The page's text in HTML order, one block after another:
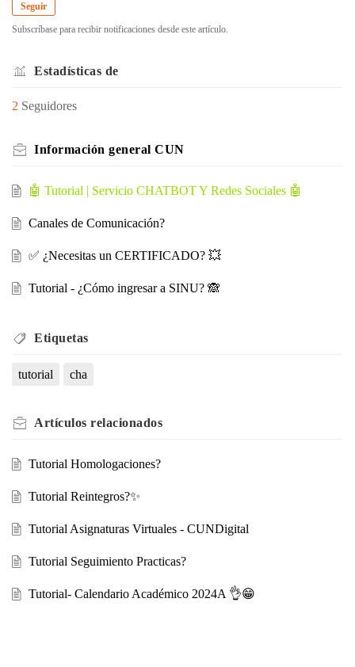
Seguir
Subscríbase para recibir notificaciones desde este artículo.
Estadísticas de
2 Seguidores
Información general CUN
🤖 Tutorial | Servicio CHATBOT Y Redes Sociales 🤖
Canales de Comunicación?
✅ ¿Necesitas un CERTIFICADO? 💥
Tutorial - ¿Cómo ingresar a SINU? 🙈
Etiquetas
tutorial cha
Artículos relacionados
Tutorial Homologaciones?
Tutorial Reintegros?✨
Tutorial Asignaturas Virtuales - CUNDigital
Tutorial Seguimiento Practicas?
Tutorial- Calendario Académico 2024A 👌😁